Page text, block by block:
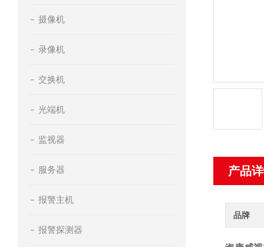
摄像机
录像机
交换机
光端机
监视器
服务器
报警主机
报警探测器
产品
品牌